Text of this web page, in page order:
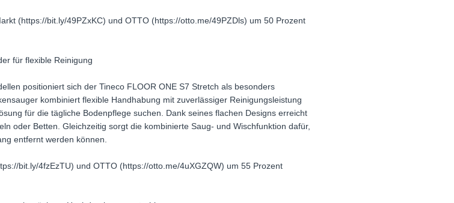
(https://bit.ly/49PZxKC) und OTTO (https://otto.me/49PZDls) um 50 Prozent
für flexible Reinigung
positioniert sich der Tineco FLOOR ONE S7 Stretch als besonders
kombiniert flexible Handhabung mit zuverlässiger Reinigungsleistung
für die tägliche Bodenpflege suchen. Dank seines flachen Designs erreicht
oder Betten. Gleichzeitig sorgt die kombinierte Saug- und Wischfunktion dafür,
entfernt werden können.
bit.ly/4fzEzTU) und OTTO (https://otto.me/4uXGZQW) um 55 Prozent